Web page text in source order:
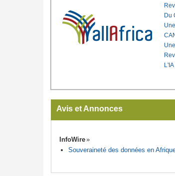
Du
Avis et Annonces
InfoWire
Souveraineté des données en